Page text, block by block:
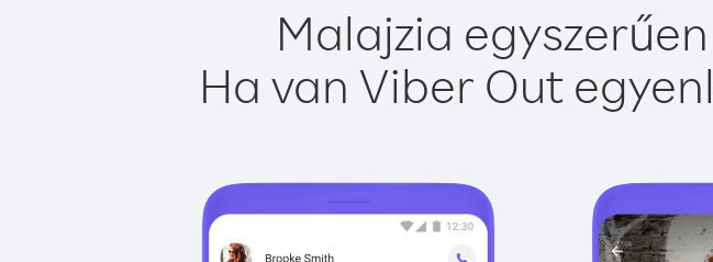
Malajzia
Ha van Viber Out